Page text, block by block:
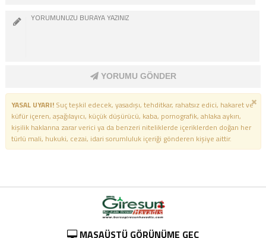
YORUMU GÖNDER
YASAL UYARI!Suç teşkil edecek, yasadışı, tehditkar, rahatsız edici, hakaret ve
küfür içeren, aşağılayıcı, küçük düşürücü, kaba, pornografik, ahlaka aykırı,
kişilik haklarına zarar verici ya da benzeri niteliklerde içeriklerden doğan her
türlü mali, hukuki, cezai, idari sorumluluk içeriği gönderen kişiye aittir.
MASAÜSTÜ GÖRÜNÜME GEÇ